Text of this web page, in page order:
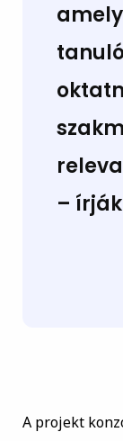
–
A projekt